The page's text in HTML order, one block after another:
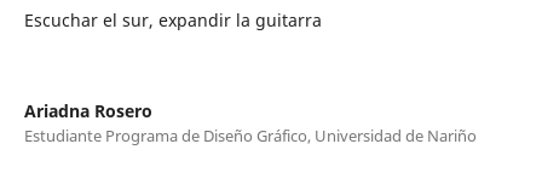
Escuchar el sur, expandir la guitarra
Ariadna Rosero
Estudiante Programa de Diseño Gráfico, Universidad de Nariño